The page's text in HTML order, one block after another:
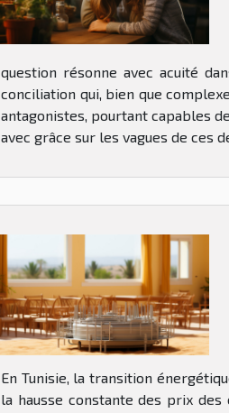
question résonne avec acuité
conciliation qui, bien que
antagonistes, pourtant capables
avec grâce sur les vagues de ces
En Tunisie, la transition
la hausse constante des prix